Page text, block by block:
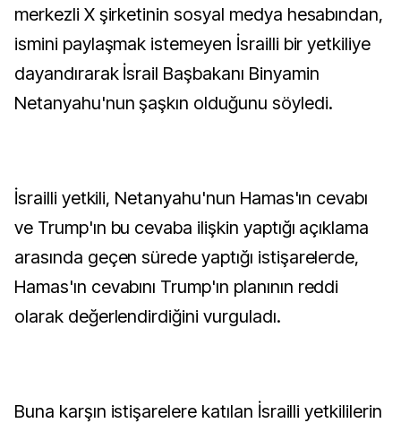
merkezli X şirketinin sosyal medya hesabından,
ismini paylaşmak istemeyen İsrailli bir yetkiliye
dayandırarak İsrail Başbakanı Binyamin
Netanyahu'nun şaşkın olduğunu söyledi.
İsrailli yetkili, Netanyahu'nun Hamas'ın cevabı
ve Trump'ın bu cevaba ilişkin yaptığı açıklama
arasında geçen sürede yaptığı istişarelerde,
Hamas'ın cevabını Trump'ın planının reddi
olarak değerlendirdiğini vurguladı.
Buna karşın istişarelere katılan İsrailli yetkililerin